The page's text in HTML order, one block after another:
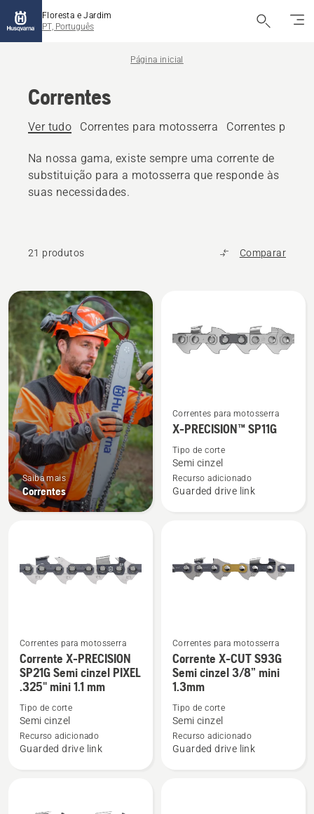
Floresta e Jardim
PT, Português
Página inicial
Correntes
Ver tudo Correntes para motosserra Correntes para
Na nossa gama, existe sempre uma corrente de
substituição para a motosserra que responde às
suas necessidades.
21 produtos Comparar
Todos
os
produtos
Saiba mais
Correntes
Ver
mais
sobre
PRECISION™
Correntes para motosserra
X-PRECISION™ SP11G
Tipo de corte
Semi cinzel
Recurso adicionado
Guarded drive link
Ver
mais
detalhes
sobre
Corrente
PRECISION
Correntes para motosserra
Corrente X-PRECISION
SP21G Semi cinzel PIXEL
.325" mini 1.1 mm
Tipo de corte
Semi cinzel
Recurso adicionado
Guarded drive link
Ver
mais
detalhes
sobre
Corrente
CUT
Correntes para motosserra
Corrente X-CUT S93G
Semi cinzel 3/8” mini
1.3mm
Tipo de corte
Semi cinzel
Recurso adicionado
Guarded drive link